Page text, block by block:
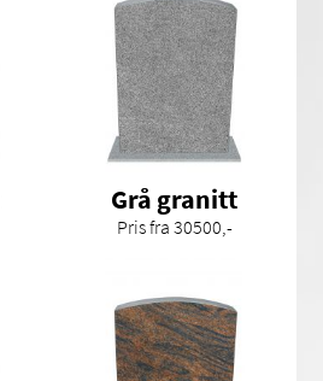
Grå granitt
Pris fra 30500,-